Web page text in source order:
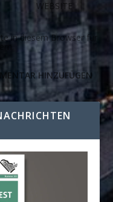
in diesem Browser für
A